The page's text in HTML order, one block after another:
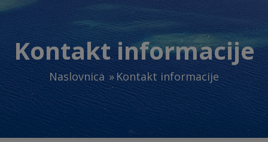
Kontakt informacije
Naslovnica Kontakt informacije